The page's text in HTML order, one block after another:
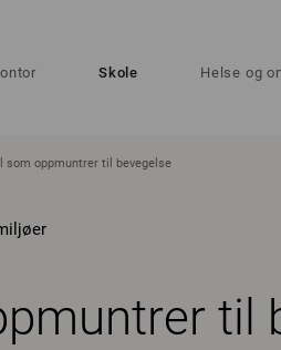
Skole Helse og
som oppmuntrer til bevegelse
til